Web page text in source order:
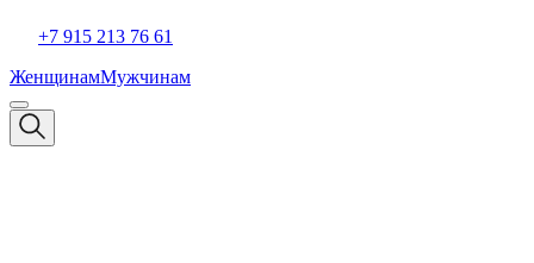
+7 915 213 76 61
ЖенщинамМужчинам